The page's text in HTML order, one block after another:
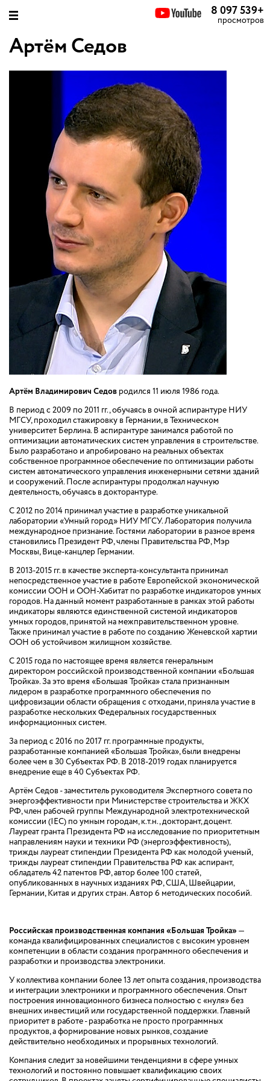
8 097 539+
просмотров
Артём Седов
Артём Владимирович Седов родился 11 июля 1986 года.
В период с 2009 по 2011 гг., обучаясь в очной аспирантуре НИУ
МГСУ, проходил стажировку в Германии, в Техническом
университет Берлина. В аспирантуре занимался работой по
оптимизации автоматических систем управления в строительстве.
Было разработано и апробировано на реальных объектах
собственное программное обеспечение по оптимизации работы
систем автоматического управления инженерными сетями зданий
и сооружений. После аспирантуры продолжал научную
деятельность, обучаясь в докторантуре.
С 2012 по 2014 принимал участие в разработке уникальной
лаборатории «Умный город» НИУ МГСУ. Лаборатория получила
международное признание. Гостями лаборатории в разное время
становились Президент РФ, члены Правительства РФ, Мэр
Москвы, Вице-канцлер Германии.
В 2013-2015 гг. в качестве эксперта-консультанта принимал
непосредственное участие в работе Европейской экономической
комиссии ООН и ООН-Хабитат по разработке индикаторов умных
городов. На данный момент разработанные в рамках этой работы
индикаторы являются единственной системой индикаторов
умных городов, принятой на межправительственном уровне.
Также принимал участие в работе по созданию Женевской хартии
ООН об устойчивом жилищном хозяйстве.
С 2015 года по настоящее время является генеральным
директором российской производственной компании «Большая
Тройка». За это время «Большая Тройка» стала признанным
лидером в разработке программного обеспечения по
цифровизации области обращения с отходами, приняла участие в
разработке нескольких Федеральных государственных
информационных систем.
За период с 2016 по 2017 гг. программные продукты,
разработанные компанией «Большая Тройка», были внедрены
более чем в 30 Субъектах РФ. В 2018-2019 годах планируется
внедрение еще в 40 Субъектах РФ.
Артём Седов - заместитель руководителя Экспертного совета по
энергоэффективности при Министерстве строительства и ЖКХ
РФ, член рабочей группы Международной электротехнической
комиссии (IEC) по умным городам, к.т.н., докторант, доцент.
Лауреат гранта Президента РФ на исследование по приоритетным
направлениям науки и техники РФ (энергоэффективность),
трижды лауреат стипендии Президента РФ как молодой ученый,
трижды лауреат стипендии Правительства РФ как аспирант,
обладатель 42 патентов РФ, автор более 100 статей,
опубликованных в научных изданиях РФ, США, Швейцарии,
Германии, Китая и других стран. Автор 6 методических пособий.
Российская производственная компания «Большая Тройка»—
команда квалифицированных специалистов с высоким уровнем
компетенции в области создания программного обеспечения и
разработки и производства электроники.
У коллектива компании более 13 лет опыта создания, производства
и интеграции электроники и программного обеспечения. Опыт
построения инновационного бизнеса полностью с «нуля» без
внешних инвестиций или государственной поддержки. Главный
приоритет в работе - разработка не просто программных
продуктов, а формирование новых рынков, создание
действительно необходимых и прорывных технологий.
Компания следит за новейшими тенденциями в сфере умных
технологий и постоянно повышает квалификацию своих